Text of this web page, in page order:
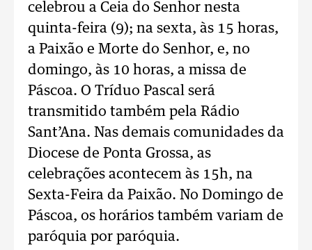
celebrou a Ceia do Senhor nesta
quinta-feira (9); na sexta, às 15 horas,
a Paixão e Morte do Senhor, e, no
domingo, às 10 horas, a missa de
Páscoa. O Tríduo Pascal será
transmitido também pela Rádio
Sant’Ana. Nas demais comunidades da
Diocese de Ponta Grossa, as
celebrações acontecem às 15h, na
Sexta-Feira da Paixão. No Domingo de
Páscoa, os horários também variam de
paróquia por paróquia.